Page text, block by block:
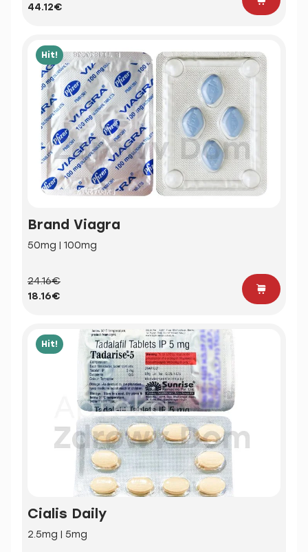
44.12€
Hit!
Brand Viagra
50mg | 100mg
24.16€
18.16€
Hit!
Cialis Daily
2.5mg | 5mg